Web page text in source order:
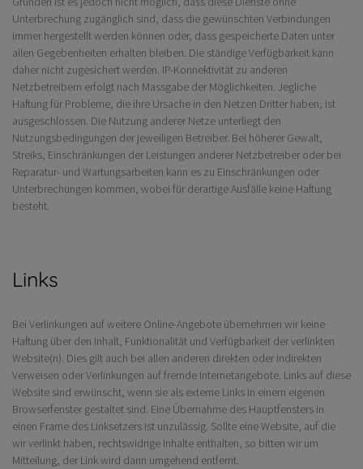
Unterbrechung zugänglich sind, dass die gewünschten Verbindungen
immer hergestellt werden können oder, dass gespeicherte Daten unter
allen Gegebenheiten erhalten bleiben. Die ständige Verfügbarkeit kann
daher nicht zugesichert werden. IP-Konnektivität zu anderen
Netzbetreibern erfolgt nach Massgabe der Möglichkeiten. Jegliche
Haftung für Probleme, die ihre Ursache in den Netzen Dritter haben, ist
ausgeschlossen. Die Nutzung anderer Netze unterliegt den
Nutzungsbedingungen der jeweiligen Betreiber. Bei höherer Gewalt,
Streiks, Einschränkungen der Leistungen anderer Netzbetreiber oder bei
Reparatur- und Wartungsarbeiten kann es zu Einschränkungen oder
Unterbrechungen kommen, wobei für derartige Ausfälle keine Haftung
besteht.
Links
Bei Verlinkungen auf weitere Online-Angebote übernehmen wir keine
Haftung über den Inhalt, Funktionalität und Verfügbarkeit der verlinkten
Website(n). Dies gilt auch bei allen anderen direkten oder indirekten
Verweisen oder Verlinkungen auf fremde Internetangebote. Links auf diese
Website sind erwünscht, wenn sie als externe Links in einem eigenen
Browserfenster gestaltet sind. Eine Übernahme des Hauptfensters in
einen Frame des Linksetzers ist unzulässig. Sollte eine Website, auf die
wir verlinkt haben, rechtswidrige Inhalte enthalten, so bitten wir um
Mitteilung, der Link wird dann umgehend entfernt.